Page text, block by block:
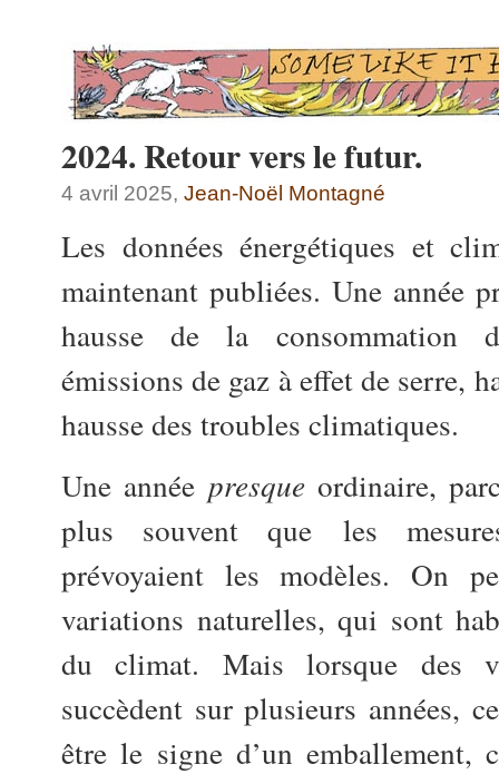
2024. Retour vers le futur.
4 avril 2025, Jean-Noël Montagné
Les données énergétiques et
maintenant publiées. Une année
hausse de la consommation
émissions de gaz à effet de serre,
hausse des troubles climatiques.
Une année presqueordinaire,
plus souvent que les
prévoyaient les modèles. On
variations naturelles, qui sont
du climat. Mais lorsque des
succèdent sur plusieurs années,
être le signe d’un emballement,